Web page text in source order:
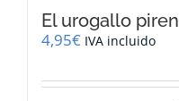
El urogallo
4,95€ IVA incluido